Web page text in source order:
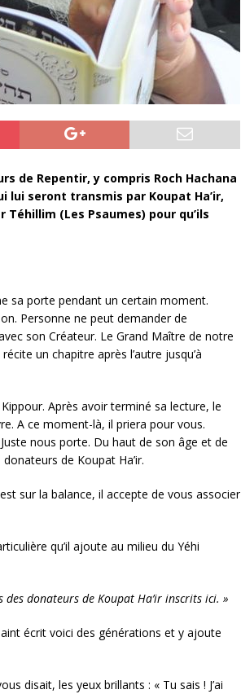
de Repentir, y compris Roch Hachana
lui seront transmis par Koupat Ha’ir,
(Les Psaumes) pour qu’ils
sa porte pendant un certain moment.
Personne ne peut demander de
son Créateur. Le Grand Maître de notre
un chapitre après l’autre jusqu’à
Après avoir terminé sa lecture, le
A ce moment-là, il priera pour vous.
nous porte. Du haut de son âge et de
de Koupat Ha’ir.
sur la balance, il accepte de vous associer
qu’il ajoute au milieu du Yéhi
donateurs de Koupat Ha’ir inscrits ici. »
écrit voici des générations et y ajoute
disait, les yeux brillants : « Tu sais ! J’ai